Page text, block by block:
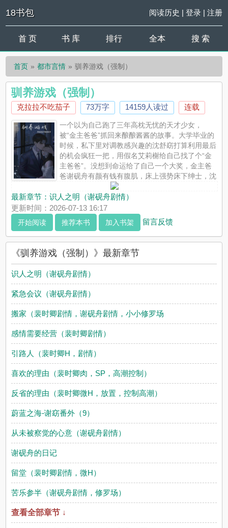
18书包 阅读历史 | 登录| 注册
首 页 书 库 排行 全本 搜 索
首页 都市言情 驯养游戏（强制）
驯养游戏（强制）
克拉拉不吃茄子 73万字 14159人读过 连载
一个以为自己跑了三年高枕无忧的天才少女，
被“金主爸爸”抓回来酿酿酱酱的故事。大学毕业的
时候，私下里对调教感兴趣的沈舒窈打算利用最后
的机会疯狂一把，用假名艾莉榭给自己找了个“金
主爸爸”。没想到命运给了自己一个大奖，金主爸
爸谢砚舟有颜有钱有腹肌，床上强势床下绅士，沈
舒窈度过了愉快的两个月。时间一到，她给谢砚舟留下分文未动
的银行卡和一封热情洋溢的感谢信，回国创业了。谁想到三年
后，谢砚舟竟然变成了自己公司货真价实的“金主爸爸”，沈舒窈只
好祈祷他已经忘记了三年前那段荒诞不经的往事。但是，谢砚舟
却掐着她的...
最新章节：识人之明（谢砚舟剧情）
更新时间：2026-07-13 16:17
开始阅读 推荐本书 加入书架 留言反馈
《驯养游戏（强制）》最新章节
识人之明（谢砚舟剧情）
紧急会议（谢砚舟剧情）
搬家（裴时卿剧情，谢砚舟剧情，小小修罗场
感情需要经营（裴时卿剧情）
引路人（裴时卿H，剧情）
喜欢的理由（裴时卿肉，SP，高潮控制）
反省的理由（裴时卿微H，放置，控制高潮）
蔚蓝之海-谢窈番外（9）
从未被察觉的心意（谢砚舟剧情）
谢砚舟的日记
留堂（裴时卿剧情，微H）
苦乐参半（谢砚舟剧情，修罗场）
查看全部章节 ↓